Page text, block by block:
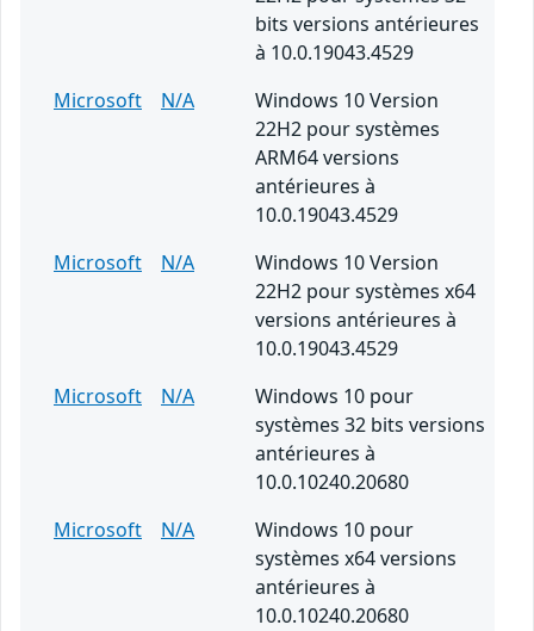
bits versions antérieures
à 10.0.19043.4529
Microsoft
N/A
Windows 10 Version
22H2 pour systèmes
ARM64 versions
antérieures à
10.0.19043.4529
Microsoft
N/A
Windows 10 Version
22H2 pour systèmes x64
versions antérieures à
10.0.19043.4529
Microsoft
N/A
Windows 10 pour
systèmes 32 bits versions
antérieures à
10.0.10240.20680
Microsoft
N/A
Windows 10 pour
systèmes x64 versions
antérieures à
10.0.10240.20680